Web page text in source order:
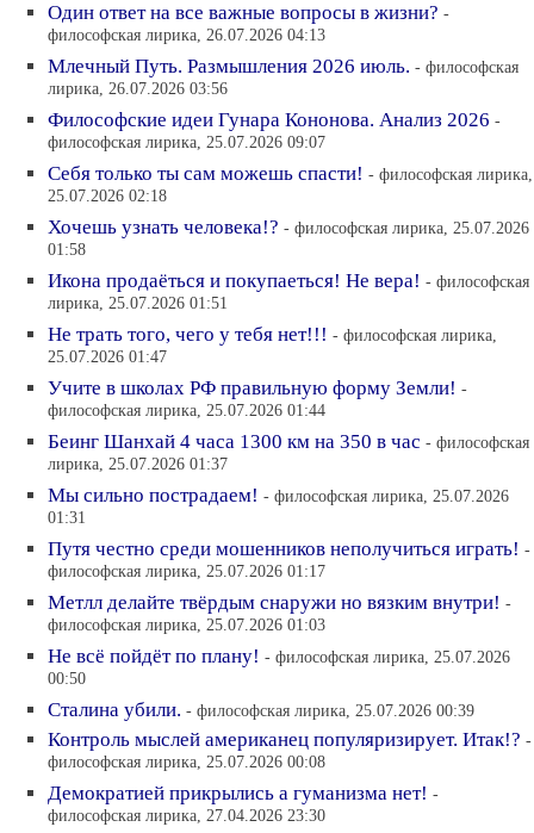
Один ответ на все важные вопросы в жизни? -
философская лирика, 26.07.2026 04:13
Млечный Путь. Размышления 2026 июль. - философская
лирика, 26.07.2026 03:56
Философские идеи Гунара Кононова. Анализ 2026 -
философская лирика, 25.07.2026 09:07
Себя только ты сам можешь спасти! - философская лирика,
25.07.2026 02:18
Хочешь узнать человека!? - философская лирика, 25.07.2026
01:58
Икона продаёться и покупаеться! Не вера! - философская
лирика, 25.07.2026 01:51
Не трать того, чего у тебя нет!!! - философская лирика,
25.07.2026 01:47
Учите в школах РФ правильную форму Земли! -
философская лирика, 25.07.2026 01:44
Беинг Шанхай 4 часа 1300 км на 350 в час - философская
лирика, 25.07.2026 01:37
Мы сильно пострадаем! - философская лирика, 25.07.2026
01:31
Путя честно среди мошенников неполучиться играть! -
философская лирика, 25.07.2026 01:17
Метлл делайте твёрдым снаружи но вязким внутри! -
философская лирика, 25.07.2026 01:03
Не всё пойдёт по плану! - философская лирика, 25.07.2026
00:50
Сталина убили. - философская лирика, 25.07.2026 00:39
Контроль мыслей американец популяризирует. Итак!? -
философская лирика, 25.07.2026 00:08
Демократией прикрылись а гуманизма нет! -
философская лирика, 27.04.2026 23:30